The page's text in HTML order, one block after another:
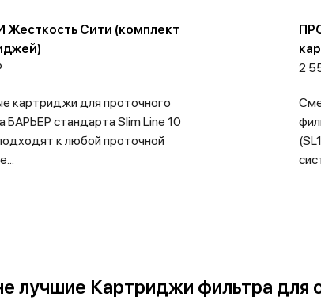
Сити (комплект
картриджи для проточного
БАРЬЕР стандарта Slim Line 10
к любой проточной
2
лучшие Картриджи фильтра для